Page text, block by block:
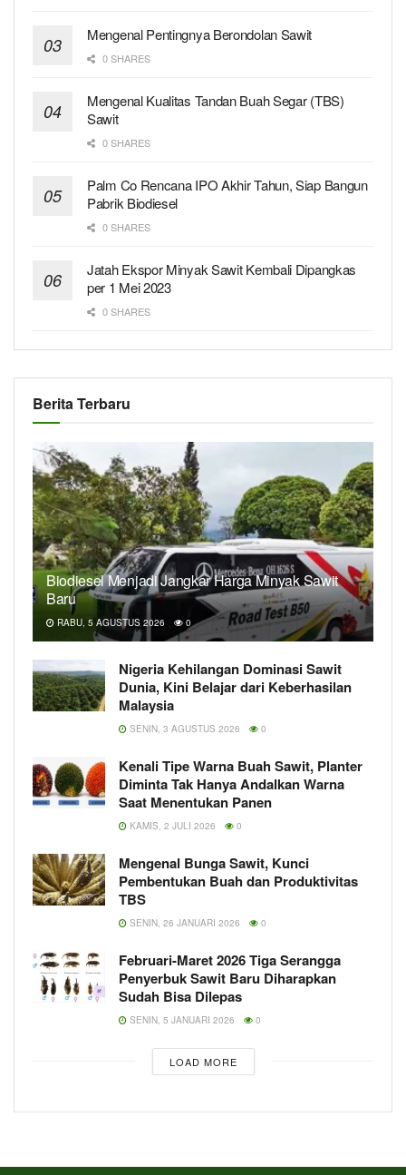
Mengenal Pentingnya Berondolan Sawit
0 SHARES
Mengenal Kualitas Tandan Buah Segar (TBS)
Sawit
0 SHARES
Palm Co Rencana IPO Akhir Tahun, Siap Bangun
Pabrik Biodiesel
0 SHARES
Jatah Ekspor Minyak Sawit Kembali Dipangkas
per 1 Mei 2023
0 SHARES
Berita Terbaru
Biodiesel Menjadi Jangkar Harga Minyak Sawit
Baru
RABU, 5 AGUSTUS 2026 0
Nigeria Kehilangan Dominasi Sawit
Dunia, Kini Belajar dari Keberhasilan
Malaysia
SENIN, 3 AGUSTUS 2026 0
Kenali Tipe Warna Buah Sawit, Planter
Diminta Tak Hanya Andalkan Warna
Saat Menentukan Panen
KAMIS, 2 JULI 2026 0
Mengenal Bunga Sawit, Kunci
Pembentukan Buah dan Produktivitas
TBS
SENIN, 26 JANUARI 2026 0
Februari-Maret 2026 Tiga Serangga
Penyerbuk Sawit Baru Diharapkan
Sudah Bisa Dilepas
SENIN, 5 JANUARI 2026 0
LOAD MORE